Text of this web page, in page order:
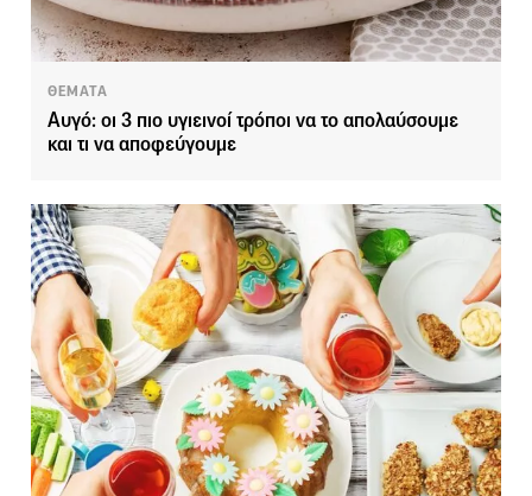
ΘΕΜΑΤΑ
Αυγό: οι 3 πιο υγιεινοί τρόποι να το απολαύσουμε
και τι να αποφεύγουμε